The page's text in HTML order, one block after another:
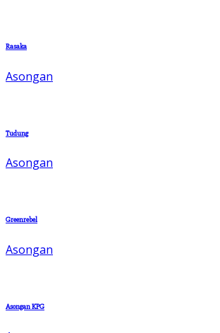
Rasaka
Asongan
Tudung
Asongan
Greenrebel
Asongan
Asongan KPG